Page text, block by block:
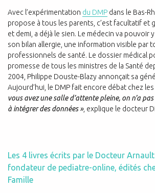
Avec l’expérimentation du DMP dans le Bas-
propose à tous les parents, c’est facultatif et
et demi, a déjà le sien. Le médecin va pouvoir
son bilan allergie, une information visible par
professionnels de santé. Le dossier médical
promesse de tous les ministres de la Santé
2004, Philippe Douste-Blazy annonçait sa
Aujourd’hui, le DMP fait encore débat chez
vous avez une salle d’attente pleine, on n’a
à intégrer des données », explique le docteur
Les 4 livres écrits par le Docteur
fondateur de pediatre-online, édités
Famille